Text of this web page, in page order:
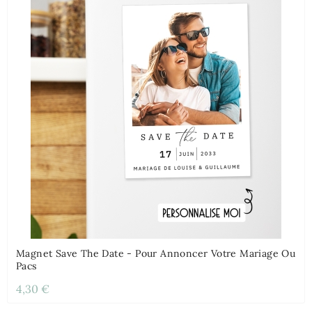
Magnet Save The Date - Pour Annoncer Votre Mariage Ou
Pacs
4,30 €